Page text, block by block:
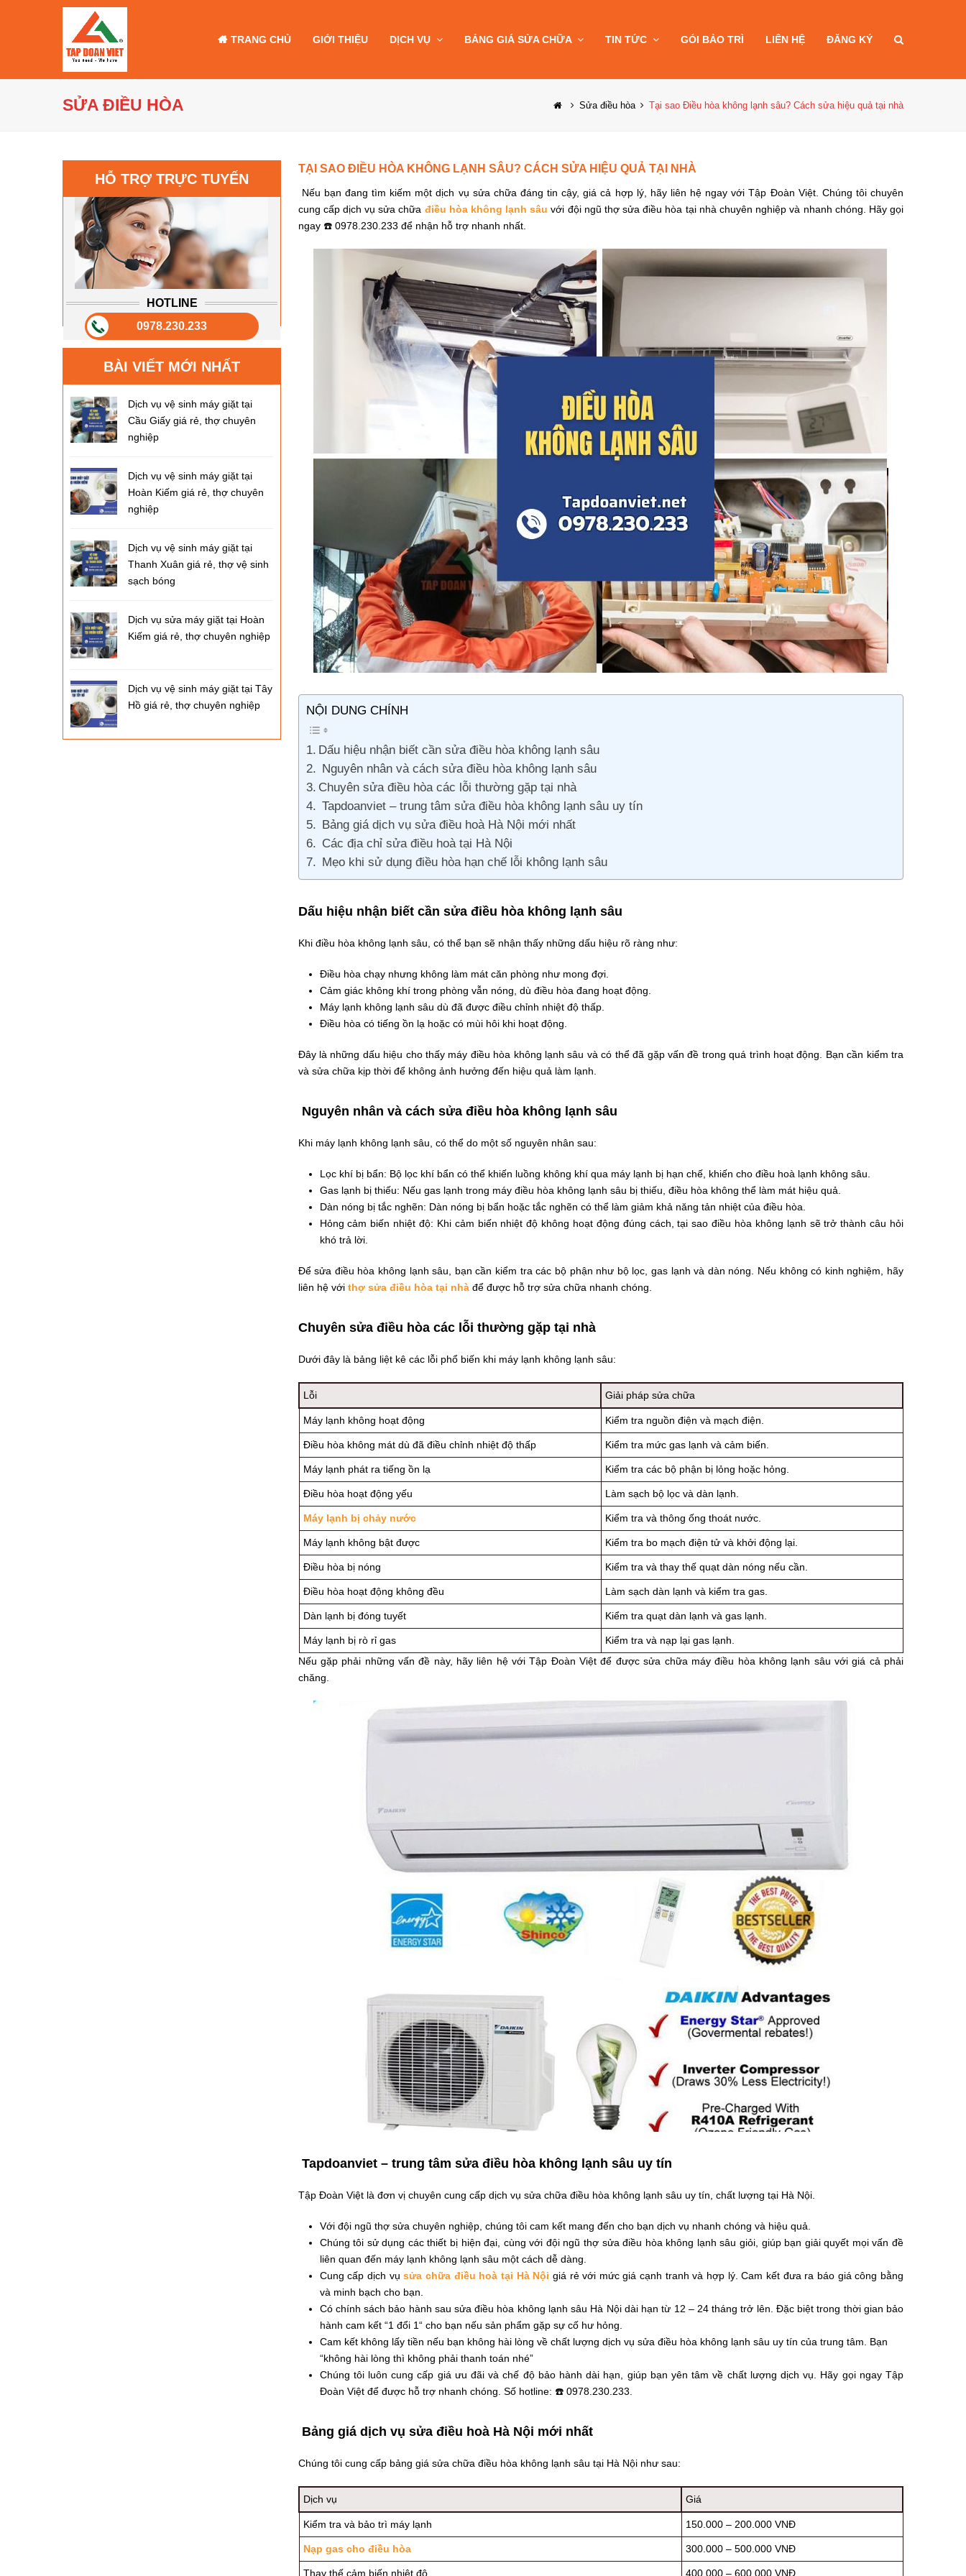
TRANG CHỦ GIỚI THIỆU DỊCH VỤ BẢNG GIÁ SỬA CHỮA TIN TỨC GÓI BẢO TRÌ LIÊN HỆ ĐĂNG KÝ
SỬA ĐIỀU HÒA Sửa điều hòa Tại sao Điều hòa không lạnh sâu? Cách sửa hiệu quả tại nhà
TẠI SAO ĐIỀU HÒA KHÔNG LẠNH SÂU? CÁCH SỬA HIỆU QUẢ TẠI NHÀ
Nếu bạn đang tìm kiếm một dịch vụ sửa chữa đáng tin cậy, giá cả hợp lý, hãy liên hệ ngay với Tập Đoàn Việt. Chúng tôi chuyên
cung cấp dịch vụ sửa chữa điều hòa không lạnh sâu với đội ngũ thợ sửa điều hòa tại nhà chuyên nghiệp và nhanh chóng. Hãy gọi
ngay ☎️ 0978.230.233 để nhận hỗ trợ nhanh nhất.
NỘI DUNG CHÍNH
Dấu hiệu nhận biết cần sửa điều hòa không lạnh sâu
Nguyên nhân và cách sửa điều hòa không lạnh sâu
Chuyên sửa điều hòa các lỗi thường gặp tại nhà
Tapdoanviet – trung tâm sửa điều hòa không lạnh sâu uy tín
Bảng giá dịch vụ sửa điều hoà Hà Nội mới nhất
Các địa chỉ sửa điều hoà tại Hà Nội
Mẹo khi sử dụng điều hòa hạn chế lỗi không lạnh sâu
Dấu hiệu nhận biết cần sửa điều hòa không lạnh sâu
Khi điều hòa không lạnh sâu, có thể bạn sẽ nhận thấy những dấu hiệu rõ ràng như:
Điều hòa chạy nhưng không làm mát căn phòng như mong đợi.
Cảm giác không khí trong phòng vẫn nóng, dù điều hòa đang hoạt động.
Máy lạnh không lạnh sâu dù đã được điều chỉnh nhiệt độ thấp.
Điều hòa có tiếng ồn lạ hoặc có mùi hôi khi hoạt động.
Đây là những dấu hiệu cho thấy máy điều hòa không lạnh sâu và có thể đã gặp vấn đề trong quá trình hoạt động. Bạn cần kiểm tra
và sửa chữa kịp thời để không ảnh hưởng đến hiệu quả làm lạnh.
Nguyên nhân và cách sửa điều hòa không lạnh sâu
Khi máy lạnh không lạnh sâu, có thể do một số nguyên nhân sau:
Lọc khí bị bẩn: Bộ lọc khí bẩn có thể khiến luồng không khí qua máy lạnh bị hạn chế, khiến cho điều hoà lạnh không sâu.
Gas lạnh bị thiếu: Nếu gas lạnh trong máy điều hòa không lạnh sâu bị thiếu, điều hòa không thể làm mát hiệu quả.
Dàn nóng bị tắc nghẽn: Dàn nóng bị bẩn hoặc tắc nghẽn có thể làm giảm khả năng tản nhiệt của điều hòa.
Hỏng cảm biến nhiệt độ: Khi cảm biến nhiệt độ không hoạt động đúng cách, tại sao điều hòa không lạnh sẽ trở thành câu hỏi
khó trả lời.
Để sửa điều hòa không lạnh sâu, bạn cần kiểm tra các bộ phận như bộ lọc, gas lạnh và dàn nóng. Nếu không có kinh nghiệm, hãy
liên hệ với thợ sửa điều hòa tại nhàđể được hỗ trợ sửa chữa nhanh chóng.
Chuyên sửa điều hòa các lỗi thường gặp tại nhà
Dưới đây là bảng liệt kê các lỗi phổ biến khi máy lạnh không lạnh sâu:
Lỗi Giải pháp sửa chữa
Máy lạnh không hoạt động Kiểm tra nguồn điện và mạch điện.
Điều hòa không mát dù đã điều chỉnh nhiệt độ thấp Kiểm tra mức gas lạnh và cảm biến.
Máy lạnh phát ra tiếng ồn lạ Kiểm tra các bộ phận bị lỏng hoặc hỏng.
Điều hòa hoạt động yếu Làm sạch bộ lọc và dàn lạnh.
Máy lạnh bị chảy nước Kiểm tra và thông ống thoát nước.
Máy lạnh không bật được Kiểm tra bo mạch điện tử và khởi động lại.
Điều hòa bị nóng Kiểm tra và thay thế quạt dàn nóng nếu cần.
Điều hòa hoạt động không đều Làm sạch dàn lạnh và kiểm tra gas.
Dàn lạnh bị đóng tuyết Kiểm tra quạt dàn lạnh và gas lạnh.
Máy lạnh bị rò rỉ gas
Kiểm tra và nạp lại gas lạnh.
Nếu gặp phải những vấn đề này, hãy liên hệ với Tập Đoàn Việt để được sửa chữa máy điều hòa không lạnh sâu với giá cả phải
chăng.
Tapdoanviet – trung tâm sửa điều hòa không lạnh sâu uy tín
Tập Đoàn Việt là đơn vị chuyên cung cấp dịch vụ sửa chữa điều hòa không lạnh sâu uy tín, chất lượng tại Hà Nội.
Với đội ngũ thợ sửa chuyên nghiệp, chúng tôi cam kết mang đến cho bạn dịch vụ nhanh chóng và hiệu quả.
Chúng tôi sử dụng các thiết bị hiện đại, cùng với đội ngũ thợ sửa điều hòa không lạnh sâu giỏi, giúp bạn giải quyết mọi vấn đề
liên quan đến máy lạnh không lạnh sâu một cách dễ dàng.
Cung cấp dịch vụsửa chữa điều hoà tại Hà Nội giá rẻ với mức giá cạnh tranh và hợp lý. Cam kết đưa ra báo giá công bằng
và minh bạch cho bạn.
Có chính sách bảo hành sau sửa điều hòa không lạnh sâu Hà Nội dài hạn từ 12 – 24 tháng trở lên. Đặc biệt trong thời gian bảo
hành cam kết “1 đổi 1“cho bạn nếu sản phẩm gặp sự cố hư hỏng.
Cam kết không lấy tiền nếu bạn không hài lòng về chất lượng dịch vụ sửa điều hòa không lạnh sâu uy tín của trung tâm. Bạn
“không hài lòng thì không phải thanh toán nhé”
Chúng tôi luôn cung cấp giá ưu đãi và chế độ bảo hành dài hạn, giúp bạn yên tâm về chất lượng dịch vụ. Hãy gọi ngay Tập
Đoàn Việt để được hỗ trợ nhanh chóng. Số hotline: ☎️ 0978.230.233.
Bảng giá dịch vụ sửa điều hoà Hà Nội mới nhất
Chúng tôi cung cấp bảng giá sửa chữa điều hòa không lạnh sâu tại Hà Nội như sau:
Dịch vụ Giá
Kiểm tra và bảo trì máy lạnh 150.000 – 200.000 VNĐ
Nạp gas cho điều hòa 300.000 – 500.000 VNĐ
Thay thế cảm biến nhiệt độ 400.000 – 600.000 VNĐ
HỖ TRỢ TRỰC TUYẾN
HOTLINE
0978.230.233
BÀI VIẾT MỚI NHẤT
Dịch vụ vệ sinh máy giặt tại
Cầu Giấy giá rẻ, thợ chuyên
nghiệp
Dịch vụ vệ sinh máy giặt tại
Hoàn Kiếm giá rẻ, thợ chuyên
nghiệp
Dịch vụ vệ sinh máy giặt tại
Thanh Xuân giá rẻ, thợ vệ sinh
sạch bóng
Dịch vụ sửa máy giặt tại Hoàn
Kiếm giá rẻ, thợ chuyên nghiệp
Dịch vụ vệ sinh máy giặt tại Tây
Hồ giá rẻ, thợ chuyên nghiệp